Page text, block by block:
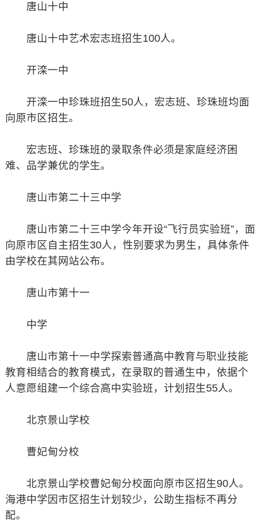
唐山十中
唐山十中艺术宏志班招生100人。
开滦一中
开滦一中珍珠班招生50人，宏志班、珍珠班均面
向原市区招生。
宏志班、珍珠班的录取条件必须是家庭经济困
难、品学兼优的学生。
唐山市第二十三中学
唐山市第二十三中学今年开设“飞行员实验班”，面
向原市区自主招生30人，性别要求为男生，具体条件
由学校在其网站公布。
唐山市第十一
中学
唐山市第十一中学探索普通高中教育与职业技能
教育相结合的教育模式，在录取的普通生中，依据个
人意愿组建一个综合高中实验班，计划招生55人。
北京景山学校
曹妃甸分校
北京景山学校曹妃甸分校面向原市区招生90人。
海港中学因市区招生计划较少，公助生指标不再分
配。